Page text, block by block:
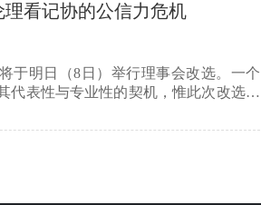
看记协的公信力危机
于明日（8日）举行理事会改选。一个
代表性与专业性的契机，惟此次改选从